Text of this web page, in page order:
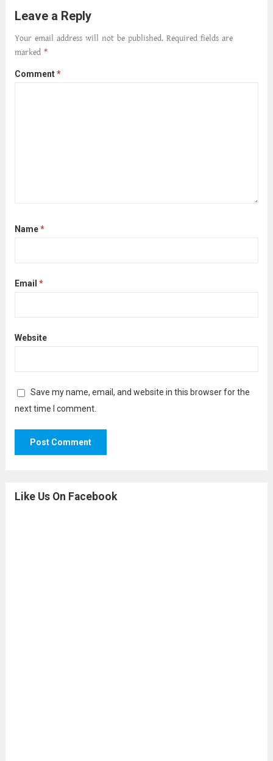
আমার শরীরে সখ্য গড়ে, তোমার গহন ঊর্মিল যৌবন
আনে আশ্বন...
Leave a Reply
Your email address will not be published. Required fields are
marked *
Comment*
Name*
Email *
Website
Save my name, email, and website in this browser for the
next time I comment.
Like Us On Facebook